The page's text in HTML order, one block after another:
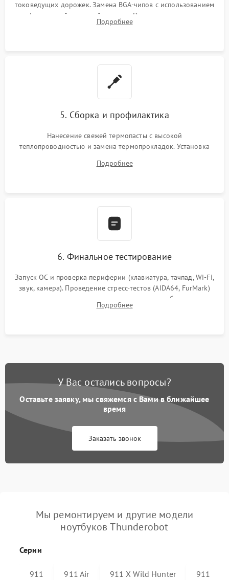
токоведущих дорожек. Замена BGA-чипов с использованием
инфракрасной паяльной станции. Прошивка микросхемы
BIOS или замена поврежденных портов USB
Подробнее
5. Сборка и профилактика
Нанесение свежей термопасты с высокой
теплопроводностью и замена термопрокладок. Установка
шлейфов, модулей памяти и накопителей. Предварительная
Подробнее
6. Финальное тестирование
Запуск ОС и проверка периферии (клавиатура, тачпад, Wi-Fi,
звук, камера). Проведение стресс-тестов (AIDA64, FurMark)
для контроля температурного режима и стабильности
системы под пиковой нагрузкой.
Подробнее
У Вас остались вопросы?
Оставьте заявку, мы свяжемся с Вами в ближайшее
время
Заказать звонок
Мы ремонтируем и другие модели
ноутбуков Thunderobot
Серии
911 911 Air 911 X Wild Hunter 911 Plus